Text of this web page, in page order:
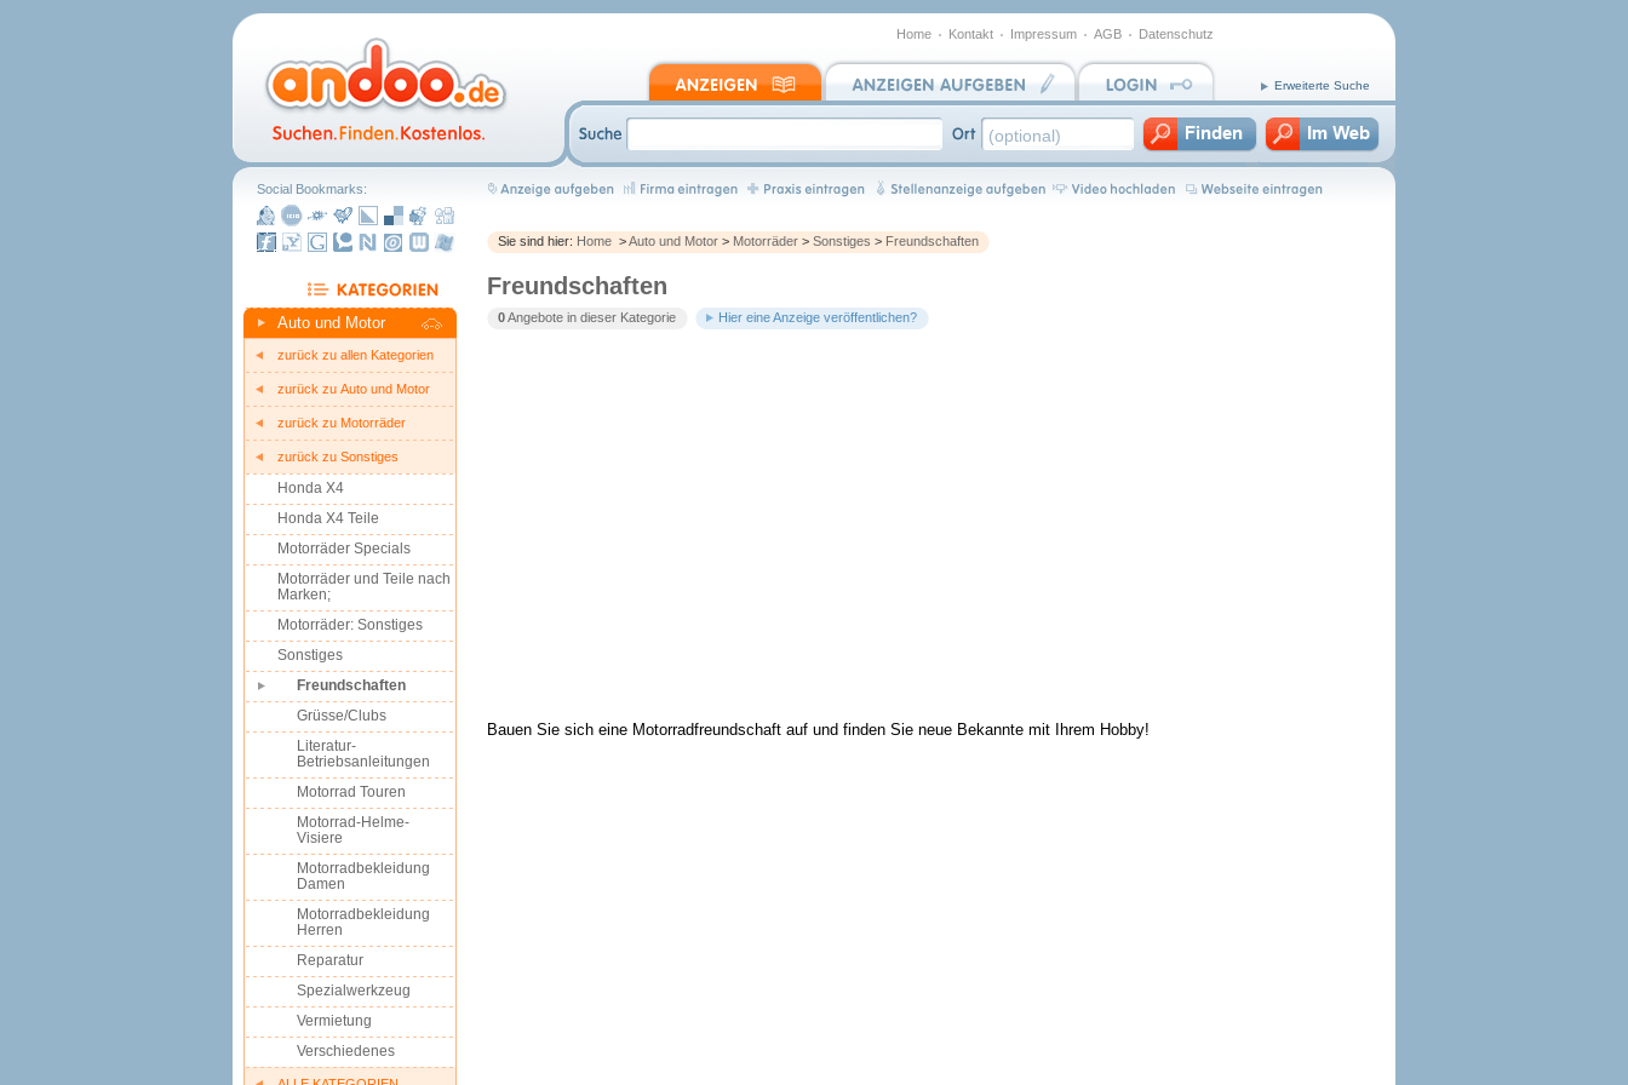
Home Kontakt Impressum AGB Datenschutz
Erweiterte Suche
Sie sind hier: Home >Auto und Motor > Motorräder > Sonstiges > Freundschaften
Freundschaften
0Angebote in dieser Kategorie Hier eine Anzeige veröffentlichen?
Bauen Sie sich eine Motorradfreundschaft auf und finden Sie neue Bekannte mit Ihrem Hobby!
Social Bookmarks:
Auto und Motor
zurück zu allen Kategorien
zurück zu Auto und Motor
zurück zu Motorräder
zurück zu Sonstiges 
Honda X4
Honda X4 Teile
Motorräder Specials
Motorräder und Teile nach
Marken;
Motorräder: Sonstiges
Sonstiges
Freundschaften
Grüsse/Clubs
Literatur-
Betriebsanleitungen
Motorrad Touren
Motorrad-Helme-
Visiere
Motorradbekleidung
Damen
Motorradbekleidung
Herren
Reparatur
Spezialwerkzeug
Vermietung
Verschiedenes